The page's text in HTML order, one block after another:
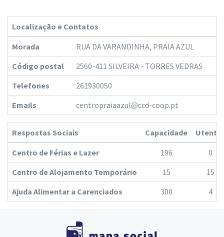
Localização e Contatos
Morada
RUA DA VARANDINHA, PRAIA AZUL
Código postal
2560-411 SILVEIRA - TORRES VEDRAS
Telefones
261930050
Emails
centropraiaazul@ccd-coop.pt
Respostas Sociais Capacidade
Centro de Férias e Lazer
196
0
Centro de Alojamento Temporário
15
15
Ajuda Alimentar a Carenciados
300 4